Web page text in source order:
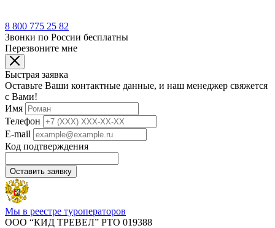
8 800 775 25 82
Звонки по России бесплатны
Перезвоните мне
Быстрая заявка
Оставьте Ваши контактные данные, и наш менеджер свяжется
с Вами!
Имя
Телефон
E-mail
Код подтверждения
Оставить заявку
Мы в реестре туроператоров
ООО “КИД ТРЕВЕЛ” РТО 019388